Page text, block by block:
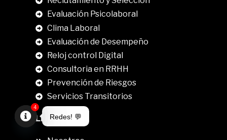
Evaluación Psicolaboral
Clima Laboral
Evaluación de Desempeño
Reloj control Digital
Consultoria en RRHH
Prevención de Riesgos
Servicios Transitorios
Link Directos
Redes! 💬
4